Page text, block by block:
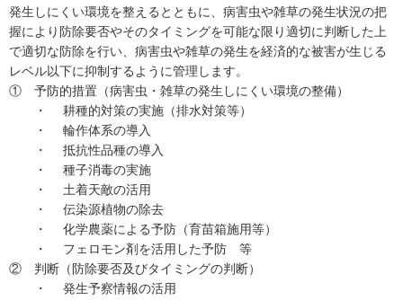
発生しにくい環境を整えるとともに、病害虫や雑草の発生状況の把
握により防除要否やそのタイミングを可能な限り適切に判断した上
で適切な防除を行い、病害虫や雑草の発生を経済的な被害が生じる
レベル以下に抑制するように管理します。
① 予防的措置（病害虫・雑草の発生しにくい環境の整備）
・ 耕種的対策の実施（排水対策等）
・ 輪作体系の導入
・ 抵抗性品種の導入
・ 種子消毒の実施
・ 土着天敵の活用
・ 伝染源植物の除去
・ 化学農薬による予防（育苗箱施用等）
・ フェロモン剤を活用した予防 等
② 判断（防除要否及びタイミングの判断）
・ 発生予察情報の活用